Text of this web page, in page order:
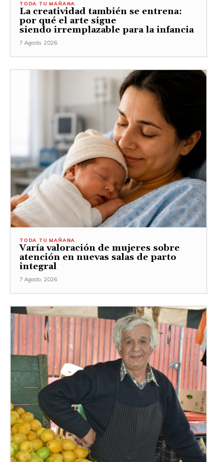
TODA TU MAÑANA
La creatividad también se entrena:
por qué el arte sigue
siendo irremplazable para la infancia
7 Agosto, 2026
TODA TU MAÑANA
Varía valoración de mujeres sobre
atención en nuevas salas de parto
integral
7 Agosto, 2026